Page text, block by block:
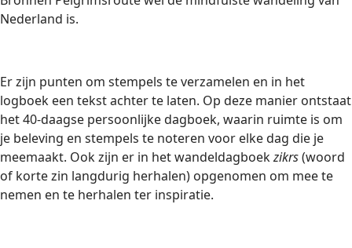
Nederland is.
Er zijn punten om stempels te verzamelen en in het
logboek een tekst achter te laten. Op deze manier ontstaat
het 40-daagse persoonlijke dagboek, waarin ruimte is om
je beleving en stempels te noteren voor elke dag die je
meemaakt. Ook zijn er in het wandeldagboekzikrs(woord
of korte zin langdurig herhalen) opgenomen om mee te
nemen en te herhalen ter inspiratie.